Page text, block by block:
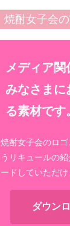
焼酎女子会
メディア
みなさまに
る素材です
焼酎女子会のロ
うリキュールの
ードしていただけ
ダウン